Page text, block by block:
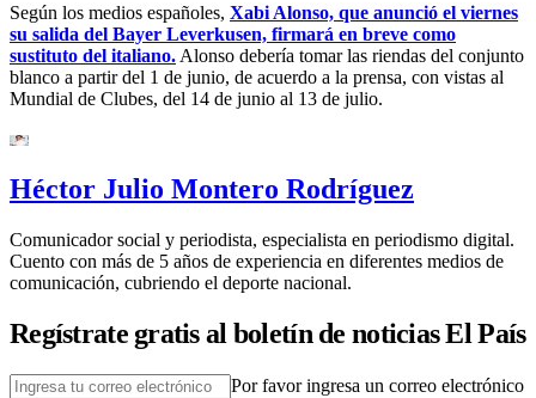
Según los medios españoles, Xabi Alonso, que anunció el viernes
su salida del Bayer Leverkusen, firmará en breve como
sustituto del italiano. Alonso debería tomar las riendas del conjunto
blanco a partir del 1 de junio, de acuerdo a la prensa, con vistas al
Mundial de Clubes, del 14 de junio al 13 de julio.
Héctor Julio Montero Rodríguez
Comunicador social y periodista, especialista en periodismo digital.
Cuento con más de 5 años de experiencia en diferentes medios de
comunicación, cubriendo el deporte nacional.
Regístrate gratis al boletín de noticias El País
Por favor ingresa un correo electrónico